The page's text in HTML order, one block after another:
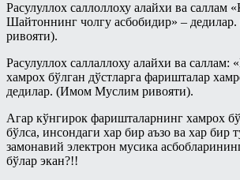
Расулуллох саллоллоху алайхи ва саллам
Шайтоннинг чолгу асбобидир» –
ривояти).
Расулуллох саллаллоху алайхи ва саллам:
хамрох бўлган дўстларга фаришталар
дедилар. (Имом Муслим ривояти).
Агар кўнгирок фаришталарнинг хамрох
бўлса, инсондаги хар бир аъзо ва хар бир
замонавий электрон мусика
бўлар экан?!!